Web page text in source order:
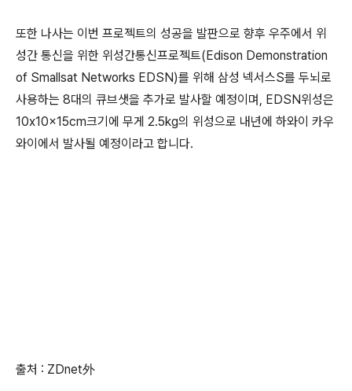
또한 나사는 이번 프로젝트의 성공을 발판으로 향후 우주에서 위
성간 통신을 위한 위성간통신프로젝트(Edison Demonstration
of Smallsat Networks EDSN)를 위해 삼성 넥서스S를 두뇌로
사용하는 8대의 큐브샛을 추가로 발사할 예정이며, EDSN위성은
10x10x15cm크기에 무게 2.5kg의 위성으로 내년에 하와이 카우
와이에서 발사될 예정이라고 합니다.
출처 : ZDnet外